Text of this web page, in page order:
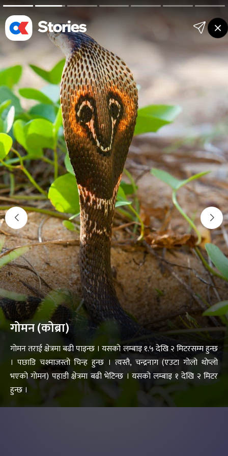
गोमन (कोब्रा)
गोमन तराई क्षेत्रमा बढी पाइन्छ । यसको लम्बाइ १.५ देखि २ मिटरसम्म हुन्छ
। पछाडि चश्माजस्तो चिन्ह हुन्छ । त्यस्तै, चन्द्रनाग (एउटा गोलो थोप्लो
भएको गोमन) पहाडी क्षेत्रमा बढी भेटिन्छ । यसको लम्बाइ १ देखि २ मिटर
हुन्छ ।